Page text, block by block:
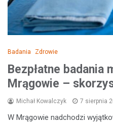
Badania Zdrowie
Bezpłatne badania
Mrągowie –
Michał Kowalczyk 7 sierpnia
W Mrągowie nadchodzi